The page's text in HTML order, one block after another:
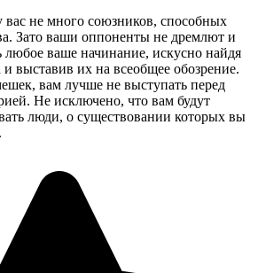
вас не много союзников, способных
Зато ваши оппоненты не дремлют и
любое ваше начинание, искусно найдя
выставив их на всеобщее обозрение.
вам лучше не выступать перед
Не исключено, что вам будут
люди, о существовании которых вы